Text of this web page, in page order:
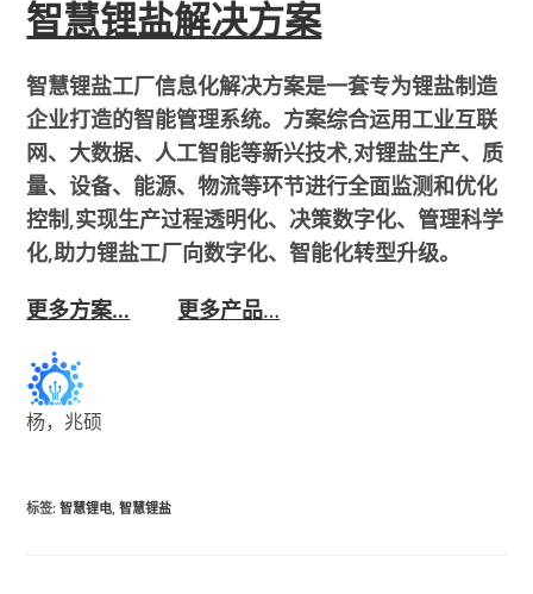
智慧锂盐解决方案
智慧锂盐工厂信息化解决方案是一套专为锂盐制造
企业打造的智能管理系统。方案综合运用工业互联
网、大数据、人工智能等新兴技术,对锂盐生产、质
量、设备、能源、物流等环节进行全面监测和优化
控制,实现生产过程透明化、决策数字化、管理科学
化,助力锂盐工厂向数字化、智能化转型升级。
更多方案…
更多产品…
杨，兆硕
标签:智慧锂电 智慧锂盐